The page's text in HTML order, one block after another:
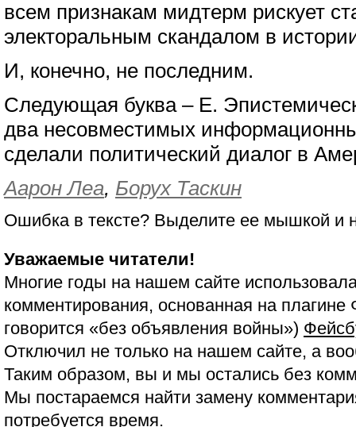
всем признакам мидтерм рискует
электоральным скандалом в
И, конечно, не последним.
Следующая буква – E.
два несовместимых
сделали политический диалог в
Аарон Леа, Борух Таскин
Ошибка в тексте? Выделите ее мышкой и
Уважаемые читатели!
Многие годы на нашем сайте
комментирования, основанная на
говорится «без объявления войны»)
Отключил не только на нашем сайте, а
Таким образом, вы и мы остались без
Мы постараемся найти замену
потребуется время.